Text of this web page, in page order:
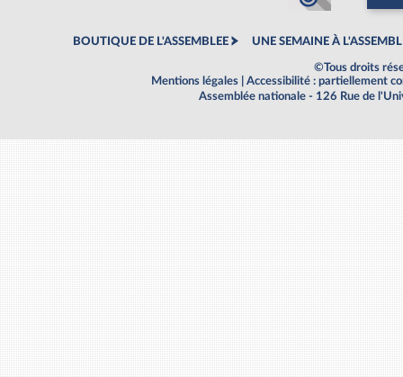
BOUTIQUE DE L'ASSEMBLEE UNE SEMAINE À
©Tous droits
Mentions légales
Accessibilité : partiellement
Assemblée nationale - 126 Rue de